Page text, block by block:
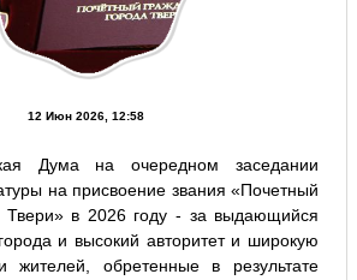
12 Июн 2026, 12:58
Дума на очередном заседании
на присвоение звания «Почетный
Твери» в 2026 году - за выдающийся
и высокий авторитет и широкую
жителей, обретенные в результате